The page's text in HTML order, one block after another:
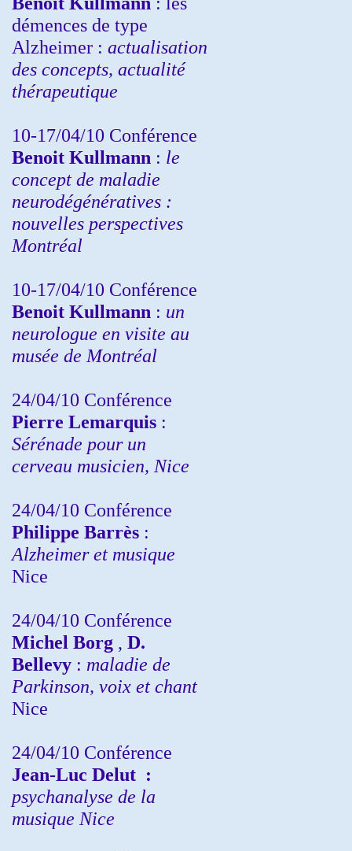
démences de type
Alzheimer : actualisation
des concepts, actualité
thérapeutique
10-17/04/10 Conférence
Benoit Kullmann : le
concept de maladie
neurodégénératives :
nouvelles perspectives
Montréal
10-17/04/10 Conférence
Benoit Kullmann : un
neurologue en visite au
musée de Montréal
24/04/10 Conférence
Pierre Lemarquis :
Sérénade pour un
cerveau musicien, Nice
24/04/10 Conférence
Philippe Barrès :
Alzheimer et musique
Nice
24/04/10 Conférence
Michel Borg , D.
Bellevy : maladie de
Parkinson, voix et chant
Nice
24/04/10 Conférence
Jean-Luc Delut :
psychanalyse de la
musique Nice